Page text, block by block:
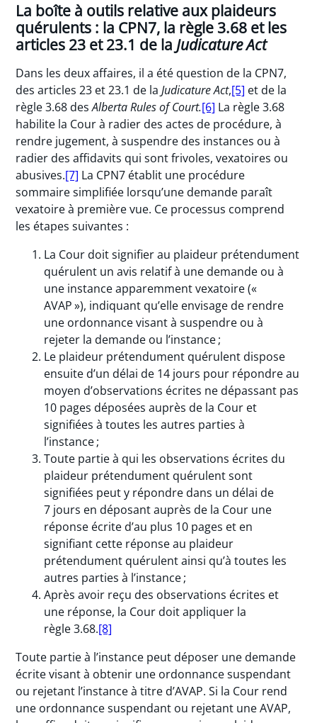
La boîte à outils relative aux plaideurs
quérulents : la CPN7, la règle 3.68 et les
articles 23 et 23.1 de laJudicature Act
Dans les deux affaires, il a été question de la CPN7,
des articles 23 et 23.1 de laJudicature Act,[5] et de la
règle 3.68 desAlberta Rules of Court.[6] La règle 3.68
habilite la Cour à radier des actes de procédure, à
rendre jugement, à suspendre des instances ou à
radier des affidavits qui sont frivoles, vexatoires ou
abusives.[7] La CPN7 établit une procédure
sommaire simplifiée lorsqu’une demande paraît
vexatoire à première vue. Ce processus comprend
les étapes suivantes :
La Cour doit signifier au plaideur prétendument
quérulent un avis relatif à une demande ou à
une instance apparemment vexatoire («
AVAP »), indiquant qu’elle envisage de rendre
une ordonnance visant à suspendre ou à
rejeter la demande ou l’instance ;
Le plaideur prétendument quérulent dispose
ensuite d’un délai de 14 jours pour répondre au
moyen d’observations écrites ne dépassant pas
10 pages déposées auprès de la Cour et
signifiées à toutes les autres parties à
l’instance ;
Toute partie à qui les observations écrites du
plaideur prétendument quérulent sont
signifiées peut y répondre dans un délai de
7 jours en déposant auprès de la Cour une
réponse écrite d’au plus 10 pages et en
signifiant cette réponse au plaideur
prétendument quérulent ainsi qu’à toutes les
autres parties à l’instance ;
Après avoir reçu des observations écrites et
une réponse, la Cour doit appliquer la
règle 3.68.[8]
Toute partie à l’instance peut déposer une demande
écrite visant à obtenir une ordonnance suspendant
ou rejetant l’instance à titre d’AVAP. Si la Cour rend
une ordonnance suspendant ou rejetant une AVAP,